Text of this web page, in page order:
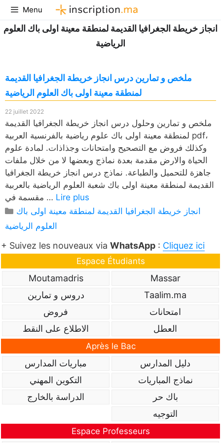
Aller
au
contenu
Menu
انجاز خريطة الجغرافيا القديمة لمنطقة معينة اولى باك العلوم
الرياضية
ملخص و تمارين درس انجاز خريطة الجغرافيا القديمة
لمنطقة معينة اولى باك العلوم الرياضية
22 juillet 2022
ملخص و تمارين وحلول درس انجاز خريطة الجغرافيا القديمة
لمنطقة معينة اولى باك علوم رياضية بالفرنسية العربية pdf،
وكذلك فروض مع التصحيح وامتحانات وجذاذات. لمادة علوم
الحياة والارض مقدمة بعدة نماذج وبعضها لا من خلال ملفات
جاهزة للتحميل والطباعة. نماذج درس انجاز خريطة الجغرافيا
القديمة لمنطقة معينة اولى باك شعبة العلوم الرياضية بالعربية
مقسمة في … Lire plus
Catégories
انجاز خريطة الجغرافيا القديمة لمنطقة معينة اولى باك
العلوم الرياضية
+ Suivez les nouveaux via WhatsApp : Cliquez ici
Espace Étudiants
Massar
Moutamadris
Taalim.ma
دروس و تمارين
امتحانات
فروض
العطل
الاطلاع على النقط
Après le Bac
دليل المدارس
مباريات المدارس
نماذج المباريات
التكوين المهني
باك حر
الدراسة بالخارج
التوجيه
Espace Professeurs